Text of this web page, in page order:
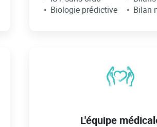
Biologie prédictive
Bilan
L'équipe